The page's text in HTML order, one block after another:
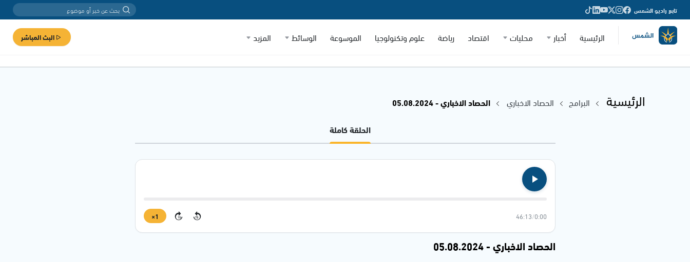
تابع راديو الشمس
الرئيسية أخبار محليات اقتصاد رياضة علوم وتكنولوجيا الموسوعة الوسائط المزيد البث المباشر
الرئيسية البرامج الحصاد الاخباري
الحصاد الاخباري - 05.08.2024
الحلقة كاملة
0:00
/
46:13
15
15
1×
الحصاد الاخباري - 05.08.2024